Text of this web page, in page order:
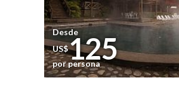
Desde
US$125
por persona